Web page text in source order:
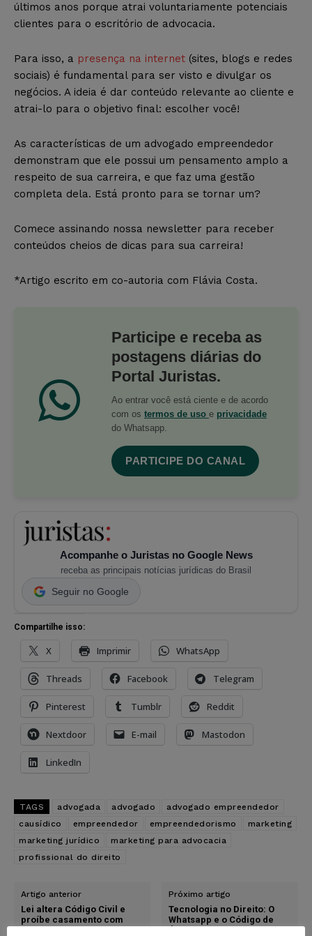
últimos anos porque atrai voluntariamente potenciais
clientes para o escritório de advocacia.
Para isso, a presença na internet (sites, blogs e redes
sociais) é fundamental para ser visto e divulgar os
negócios. A ideia é dar conteúdo relevante ao cliente e
atrai-lo para o objetivo final: escolher você!
As características de um advogado empreendedor
demonstram que ele possui um pensamento amplo a
respeito de sua carreira, e que faz uma gestão
completa dela. Está pronto para se tornar um?
Comece assinando nossa newsletter para receber
conteúdos cheios de dicas para sua carreira!
*Artigo escrito em co-autoria com Flávia Costa.
Participe e receba as
postagens diárias do
Portal Juristas.
Ao entrar você está ciente e de acordo
com os termos de uso e privacidade
do Whatsapp.
PARTICIPE DO CANAL
Acompanhe o Juristas no Google News
receba as principais notícias jurídicas do Brasil
Seguir no Google
Compartilhe isso:
X Imprimir WhatsApp
Threads Facebook Telegram
Pinterest Tumblr Reddit
Nextdoor E-mail Mastodon
LinkedIn
TAGS advogada advogado
advogado empreendedor
causídico
empreendedor empreendedorismo
marketing
marketing jurídico
marketing para advocacia
profissional do direito
Artigo anterior
Lei altera Código Civil e
proíbe casamento com
menores de 16 anos
Próximo artigo
Tecnologia no Direito: O
Whatsapp e o Código de
Ética da OAB